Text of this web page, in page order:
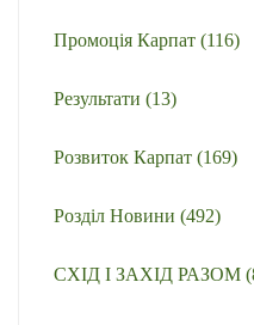
Промоція Карпат (116)
Результати (13)
Розвиток Карпат (169)
Розділ Новини (492)
СХІД І ЗАХІД РАЗОМ